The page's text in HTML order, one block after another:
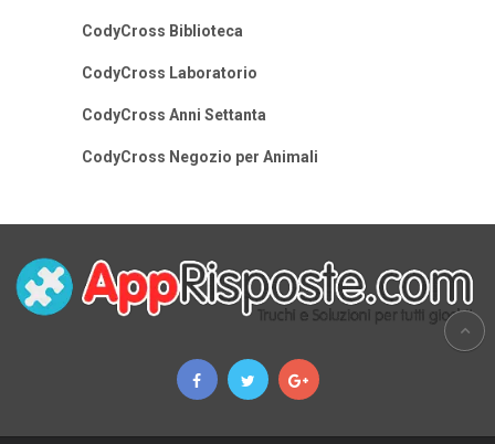
CodyCross Biblioteca
CodyCross Laboratorio
CodyCross Anni Settanta
CodyCross Negozio per Animali